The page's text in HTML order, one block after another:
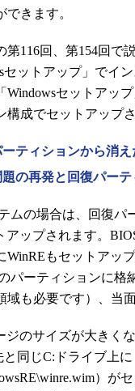
きます。
116回、第154回で
セットアップ」でイ
セットアッ
構成でセットアップ
ティションから消
の再発と回復パー
ムの場合は、回復パ
アップされます。
WinREもセットアッ
パーティションに
も必要です）、当
のサイズが大きく
同じC:ドライブ上に
）が